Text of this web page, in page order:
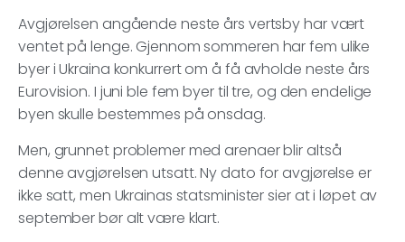
Avgjørelsen angående neste års vertsby har vært
ventet på lenge. Gjennom sommeren har fem ulike
byer i Ukraina konkurrert om å få avholde neste års
Eurovision. I juni ble fem byer til tre, og den endelige
byen skulle bestemmes på onsdag.
Men, grunnet problemer med arenaer blir altså
denne avgjørelsen utsatt. Ny dato for avgjørelse er
ikke satt, men Ukrainas statsminister sier at i løpet av
september bør alt være klart.